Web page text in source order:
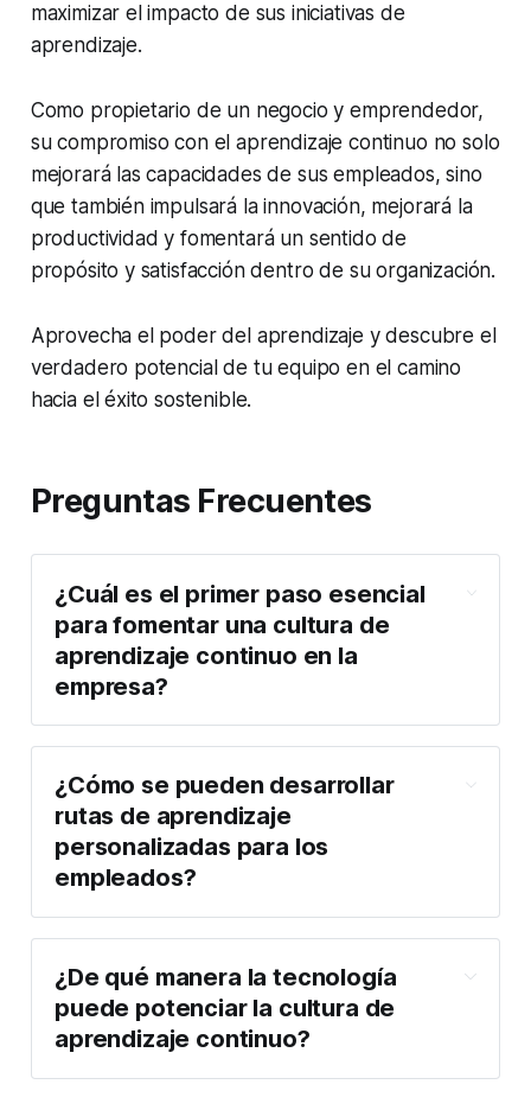
maximizar el impacto de sus iniciativas de
aprendizaje.
Como propietario de un negocio y emprendedor,
su compromiso con el aprendizaje continuo no solo
mejorará las capacidades de sus empleados, sino
que también impulsará la innovación, mejorará la
productividad y fomentará un sentido de
propósito y satisfacción dentro de su organización.
Aprovecha el poder del aprendizaje y descubre el
verdadero potencial de tu equipo en el camino
hacia el éxito sostenible.
Preguntas Frecuentes
¿Cuál es el primer paso esencial
para fomentar una cultura de
aprendizaje continuo en la
empresa?
¿Cómo se pueden desarrollar
rutas de aprendizaje
personalizadas para los
empleados?
¿De qué manera la tecnología
puede potenciar la cultura de
aprendizaje continuo?